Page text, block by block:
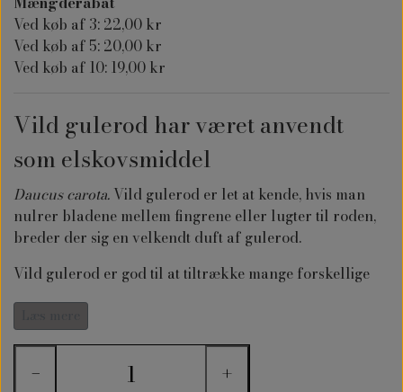
Ved køb af 3: 22,00 kr
Ved køb af 5: 20,00 kr
Ved køb af 10: 19,00 kr
Vild gulerod har været anvendt
som elskovsmiddel
Daucus carota. Vild gulerod er let at kende, hvis man
nulrer bladene mellem fingrene eller lugter til roden,
breder der sig en velkendt duft af gulerod.
Vild gulerod er god til at tiltrække mange forskellige
− +